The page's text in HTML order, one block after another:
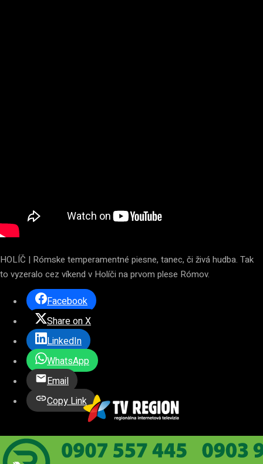
HOLÍČ | Rómske temperamentné piesne, tanec, či živá hudba. Tak
to vyzeralo cez víkend v Holíči na prvom plese Rómov.
Facebook
Share on X
LinkedIn
WhatsApp
Email
Copy Link